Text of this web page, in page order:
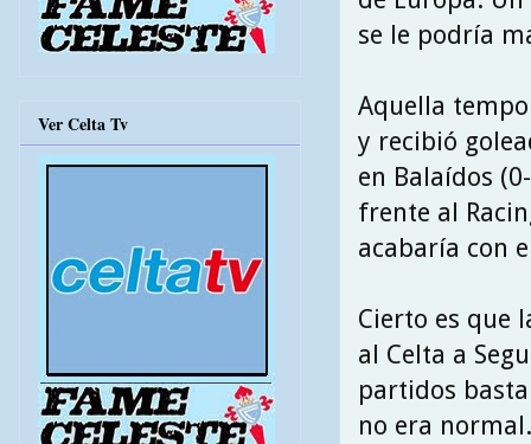
se le podría
Aquella
y recibió
en Balaídos
frente al
acabaría con
Cierto es que
al Celta a
partidos
no era normal.
Ver Celta Tv